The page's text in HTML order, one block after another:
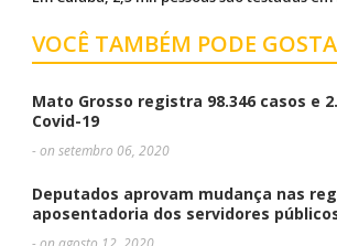
VOCÊ TAMBÉM PODE
Mato Grosso registra 98.346 casos e
Covid-19
- on setembro 06, 2020
Deputados aprovam mudança nas
aposentadoria dos servidores